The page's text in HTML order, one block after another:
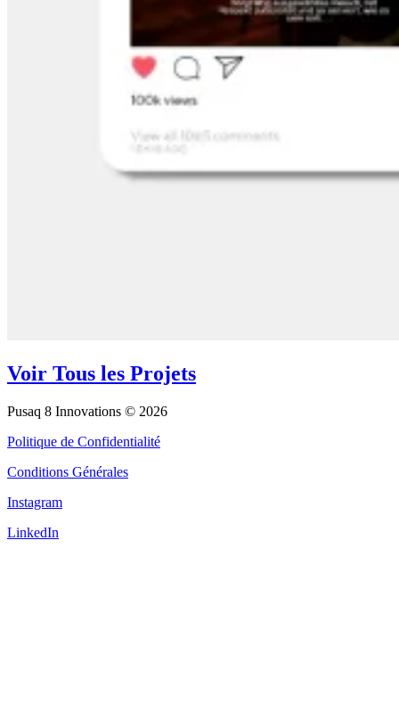
Voir Tous les Projets
Pusaq 8 Innovations © 2026
Politique de Confidentialité
Conditions Générales
Instagram
LinkedIn